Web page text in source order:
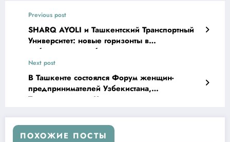
Previous post
SHARQ AYOLI и Ташкентский Транспортный
Университет: новые горизонты в
робототехнике и беспилотных технологиях
Next post
В Ташкенте состоялся Форум женщин-
предпринимателей Узбекистана,
Туркменистана и Казахстана
ПОХОЖИЕ ПОСТЫ